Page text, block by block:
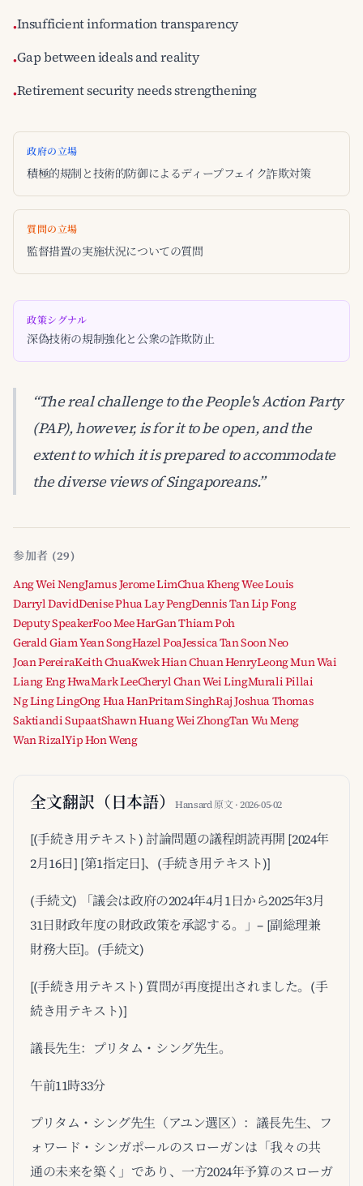
•Insufficient information transparency
•Gap between ideals and reality
•Retirement security needs strengthening
政府の立場
積極的規制と技術的防御によるディープフェイク詐欺対策
質問の立場
監督措置の実施状況についての質問
政策シグナル
深偽技術の規制強化と公衆の詐欺防止
“The real challenge to the People's Action Party
(PAP), however, is for it to be open, and the
extent to which it is prepared to accommodate
the diverse views of Singaporeans.”
参加者 (29)
Ang Wei NengJamus Jerome LimChua Kheng Wee Louis
Darryl DavidDenise Phua Lay PengDennis Tan Lip Fong
Deputy SpeakerFoo Mee HarGan Thiam Poh
Gerald Giam Yean SongHazel PoaJessica Tan Soon Neo
Joan PereiraKeith ChuaKwek Hian Chuan HenryLeong Mun Wai
Liang Eng HwaMark LeeCheryl Chan Wei LingMurali Pillai
Ng Ling LingOng Hua HanPritam SinghRaj Joshua Thomas
Saktiandi SupaatShawn Huang Wei ZhongTan Wu Meng
Wan RizalYip Hon Weng
全文翻訳（日本語）Hansard 原文 · 2026-05-02
[(手続き用テキスト) 討論問題の議程朗読再開 [2024年
2月16日] [第1指定日]、(手続き用テキスト)]
(手続文) 「議会は政府の2024年4月1日から2025年3月
31日財政年度の財政政策を承認する。」– [副総理兼
財務大臣]。(手続文)
[(手続き用テキスト) 質問が再度提出されました。(手
続き用テキスト)]
議長先生：プリタム・シング先生。
午前11時33分
プリタム・シング先生（アユン選区）：議長先生、フ
ォワード・シンガポールのスローガンは「我々の共
通の未来を築く」であり、一方2024年予算のスローガ